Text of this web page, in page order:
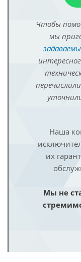
Чтобы
мы
Наша
их
Мы не